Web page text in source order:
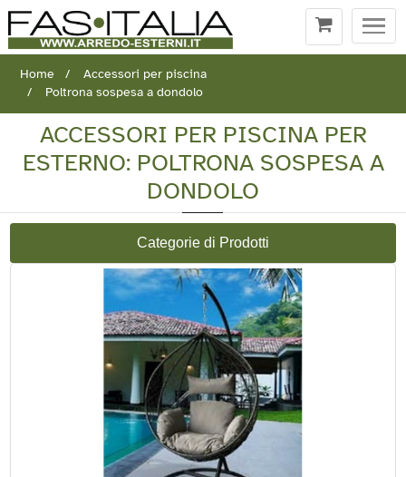
Home
Accessori per piscina
Poltrona sospesa a dondolo
ACCESSORI PER PISCINA PER
ESTERNO: POLTRONA SOSPESA A
DONDOLO
Categorie di Prodotti